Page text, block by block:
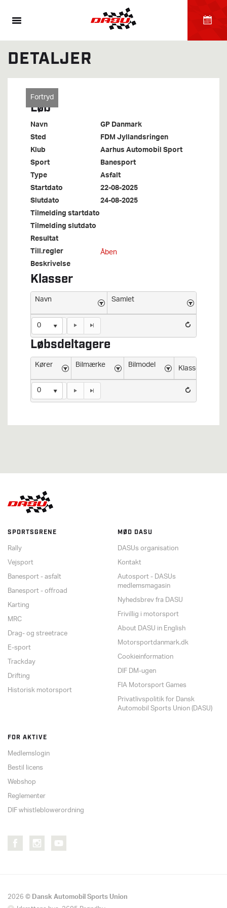
DETALJER
Løb
Fortryd
Navn
GP Danmark
Sted
FDM Jyllandsringen
Klub
Aarhus Automobil Sport
Sport
Banesport
Type
Asfalt
Startdato
22-08-2025
Slutdato
24-08-2025
Tilmelding startdato
Tilmelding slutdato
Resultat
Till.regler
Åben
Beskrivelse
Klasser
Navn
Samlet
0
Løbsdeltagere
Kører Bilmærke Bilmodel
Klasse
0
SPORTSGRENE
Rally
Vejsport
Banesport - asfalt
Banesport - offroad
Karting
MRC
Drag- og streetrace
E-sport
Trackday
Drifting
Historisk motorsport
MØD DASU
DASUs organisation
Kontakt
Autosport - DASUs
medlemsmagasin
Nyhedsbrev fra DASU
Frivillig i motorsport
About DASU in English
Motorsportdanmark.dk
Cookieinformation
DIF DM-ugen
FIA Motorsport Games
Privatlivspolitik for Dansk
Automobil Sports Union (DASU)
FOR AKTIVE
Medlemslogin
Bestil licens
Webshop
Reglementer
DIF whistleblowerordning
2026 ©Dansk Automobil Sports Union